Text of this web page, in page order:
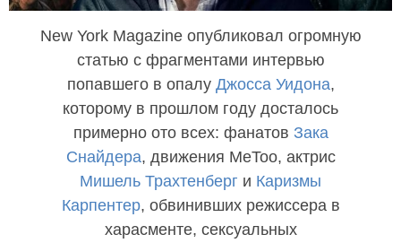
New York Magazine опубликовал огромную
статью с фрагментами интервью
попавшего в опалу Джосса Уидона,
которому в прошлом году досталось
примерно ото всех: фанатов Зака
Снайдера, движения MeToo, актрис
Мишель Трахтенберг и Каризмы
Карпентер, обвинивших режиссера в
харасменте, сексуальных